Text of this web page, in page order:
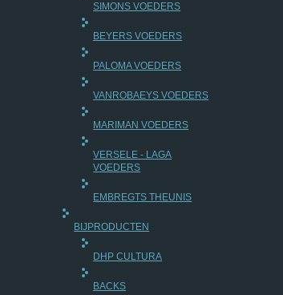
SIMONS VOEDERS
BEYERS VOEDERS
PALOMA VOEDERS
VANROBAEYS VOEDERS
MARIMAN VOEDERS
VERSELE - LAGA
VOEDERS
EMBREGTS THEUNIS
BIJPRODUCTEN
DHP CULTURA
BACKS